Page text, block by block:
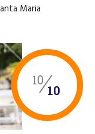
Maria
10
10